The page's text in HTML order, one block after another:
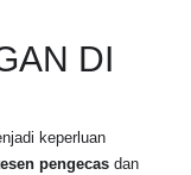
DI
keperluan
pengecas dan